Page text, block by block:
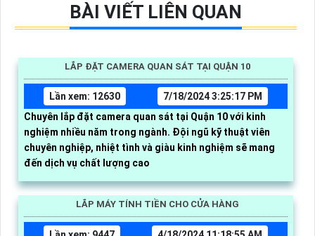
BÀI VIẾT LIÊN QUAN
LẮP ĐẶT CAMERA QUAN SÁT TẠI QUẬN 10
Lần xem: 12630
7/18/2024 3:25:17 PM
Chuyên lắp đặt camera quan sát tại Quận 10 với kinh
nghiệm nhiều năm trong ngành. Đội ngũ kỹ thuật viên
chuyên nghiệp, nhiệt tình và giàu kinh nghiệm sẽ mang
đến dịch vụ chất lượng cao
LẮP MÁY TÍNH TIỀN CHO CỬA HÀNG